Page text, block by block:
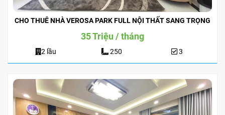
CHO THUÊ NHÀ VEROSA PARK FULL NỘI THẤT SANG TRỌNG
35 Triệu / tháng
2 lầu 250 3